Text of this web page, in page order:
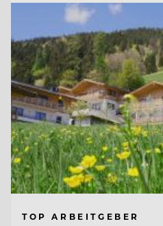
TOP ARBEITGEBER